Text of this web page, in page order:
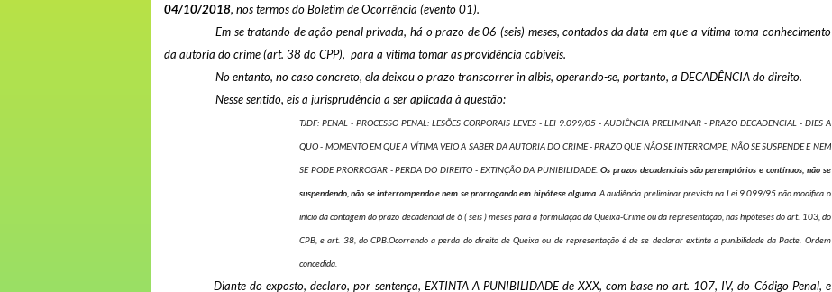
04/10/2018, nos termos do Boletim de Ocorrência (evento 01).
Em se tratando de ação penal privada, há o prazo de 06 (seis) meses, contados da data em que a vítima toma conhecimento
da autoria do crime (art. 38 do CPP), para a vítima tomar as providência cabíveis.
No entanto, no caso concreto, ela deixou o prazo transcorrer in albis, operando-se, portanto, a DECADÊNCIA do direito.
Nesse sentido, eis a jurisprudência a ser aplicada à questão:
TJDF: PENAL - PROCESSO PENAL: LESÕES CORPORAIS LEVES - LEI 9.099/05 - AUDIÊNCIA PRELIMINAR - PRAZO DECADENCIAL - DIES A
QUO - MOMENTO EM QUE A VÍTIMA VEIO A SABER DA AUTORIA DO CRIME - PRAZO QUE NÃO SE INTERROMPE, NÃO SE SUSPENDE E NEM
SE PODE PRORROGAR - PERDA DO DIREITO - EXTINÇÃO DA PUNIBILIDADE.Os prazos decadenciais são peremptórios e contínuos, não se
suspendendo, não se interrompendo e nem se prorrogando em hipótese alguma.A audiência preliminar prevista na Lei 9.099/95 não modifica o
início da contagem do prazo decadencial de 6 ( seis ) meses para a formulação da Queixa-Crime ou da representação, nas hipóteses do art. 103, do
CPB, e art. 38, do CPB.Ocorrendo a perda do direito de Queixa ou de representação é de se declarar extinta a punibilidade da Pacte. Ordem
concedida.
Diante do exposto, declaro, por sentença, EXTINTA A PUNIBILIDADE de XXX, com base no art. 107, IV, do Código Penal, e